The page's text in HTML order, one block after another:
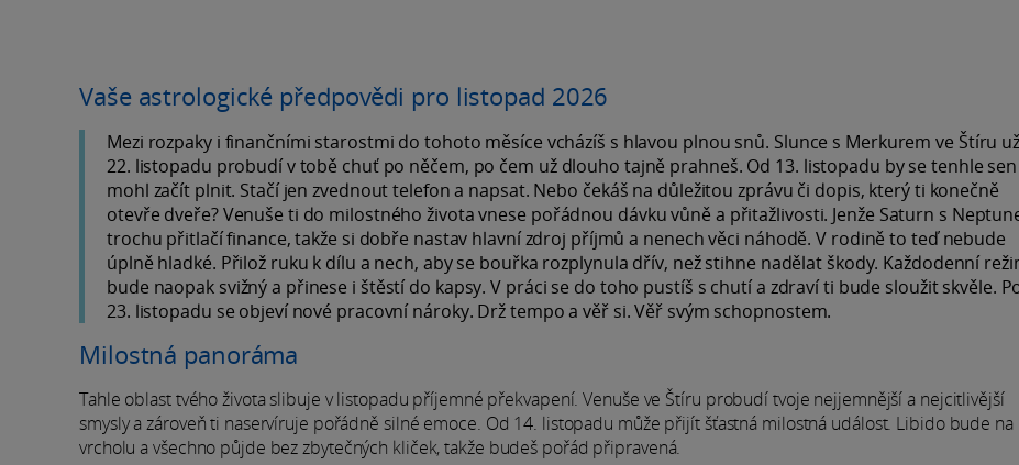
Vaše astrologické předpovědi pro listopad 2026
Mezi rozpaky i finančními starostmi do tohoto měsíce vcházíš s hlavou plnou snů. Slunce s Merkurem ve Štíru
22. listopadu probudí v tobě chuť po něčem, po čem už dlouho tajně prahneš. Od 13. listopadu by se tenhle sen
mohl začít plnit. Stačí jen zvednout telefon a napsat. Nebo čekáš na důležitou zprávu či dopis, který ti konečně
otevře dveře? Venuše ti do milostného života vnese pořádnou dávku vůně a přitažlivosti. Jenže Saturn s
trochu přitlačí finance, takže si dobře nastav hlavní zdroj příjmů a nenech věci náhodě. V rodině to teď nebude
úplně hladké. Přilož ruku k dílu a nech, aby se bouřka rozplynula dřív, než stihne nadělat škody. Každodenní
bude naopak svižný a přinese i štěstí do kapsy. V práci se do toho pustíš s chutí a zdraví ti bude sloužit skvěle.
23. listopadu se objeví nové pracovní nároky. Drž tempo a věř si. Věř svým schopnostem.
Milostná panoráma
Tahle oblast tvého života slibuje v listopadu příjemné překvapení. Venuše ve Štíru probudí tvoje nejjemnější a nejcitlivější
smysly a zároveň ti naservíruje pořádně silné emoce. Od 14. listopadu může přijít šťastná milostná událost. Libido bude na
vrcholu a všechno půjde bez zbytečných kliček, takže budeš pořád připravená.